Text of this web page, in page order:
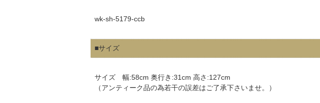
wk-sh-5179-ccb
■サイズ
サイズ 幅:58cm 奥行き:31cm 高さ:127cm
（アンティーク品の為若干の誤差はご了承下さいませ。）